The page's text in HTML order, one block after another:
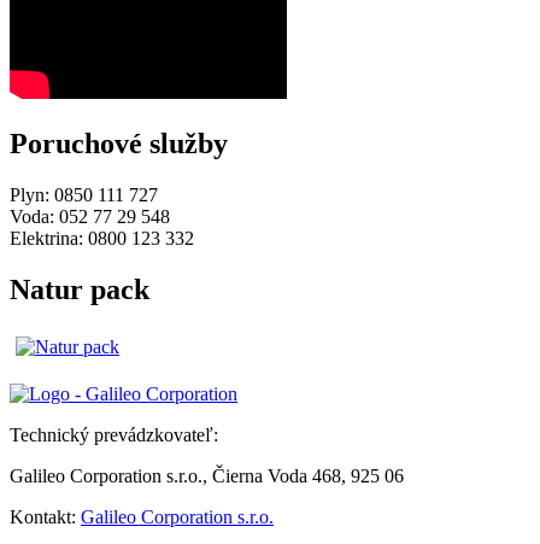
Poruchové služby
Plyn: 0850 111 727
Voda: 052 77 29 548
Elektrina: 0800 123 332
Natur pack
Technický prevádzkovateľ:
Galileo Corporation s.r.o., Čierna Voda 468, 925 06
Kontakt: Galileo Corporation s.r.o.